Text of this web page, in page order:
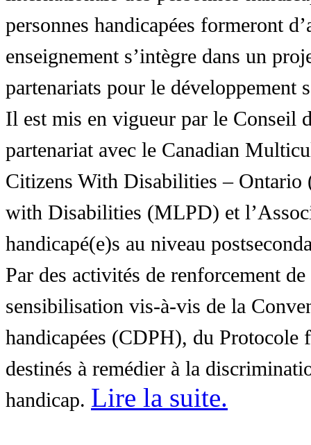
personnes handicapées formeront
enseignement s’intègre dans un
partenariats pour le développement
Il est mis en vigueur par le Conseil
partenariat avec le Canadian
Citizens With Disabilities – Ontario
with Disabilities (MLPD) et
handicapé(e)s au niveau
Par des activités de renforcement
sensibilisation vis-à-vis de la
handicapées (CDPH), du Protocole
destinés à remédier à la
handicap. Lire la suite.